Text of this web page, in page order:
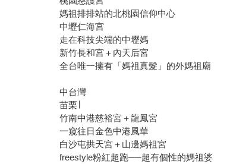
媽祖排排站的北桃園信仰中心
中壢仁海宮
走在科技尖端的中壢媽
新竹長和宮＋內天后宮
全台唯一擁有「媽祖真髮」的外媽祖廟
中台灣
苗栗∣
竹南中港慈裕宮＋龍鳳宮
一窺往日金色中港風華
白沙屯拱天宮＋山邊媽祖宮
freestyle粉紅超跑──超有個性的媽祖婆